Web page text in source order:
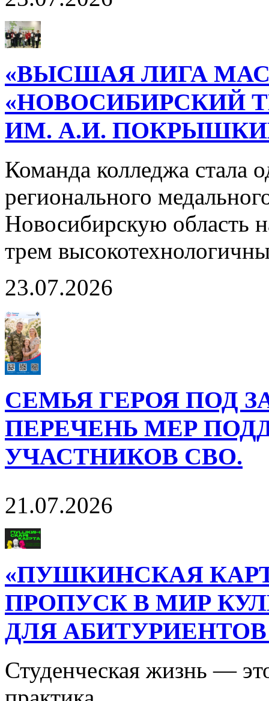
«ВЫСШАЯ ЛИГА
«НОВОСИБИРСКИЙ
ИМ. А.И.
Команда колледжа стала
регионального
Новосибирскую область
трем
23.07.2026
СЕМЬЯ ГЕРОЯ ПОД
ПЕРЕЧЕНЬ МЕР
УЧАСТНИКОВ СВО.
21.07.2026
«ПУШКИНСКАЯ
ПРОПУСК В МИР
ДЛЯ
Студенческая жизнь —